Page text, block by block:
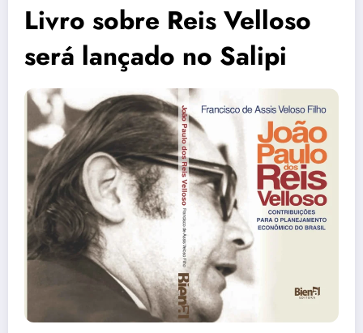
Livro sobre Reis Velloso
será lançado no Salipi